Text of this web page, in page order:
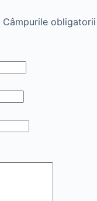
Câmpurile obligatorii